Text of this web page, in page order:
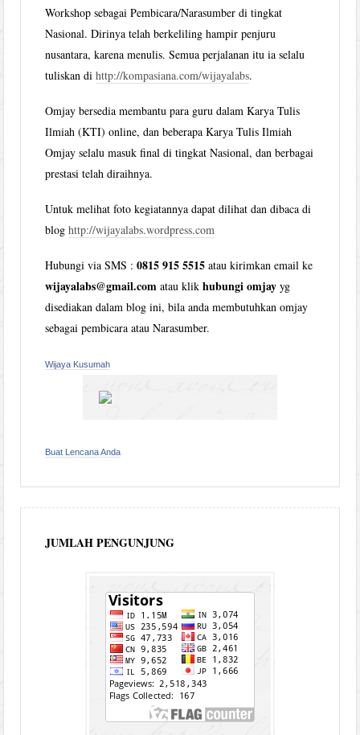
Workshop sebagai Pembicara/Narasumber di tingkat
Nasional. Dirinya telah berkeliling hampir penjuru
nusantara, karena menulis. Semua perjalanan itu ia selalu
tuliskan dihttp://kompasiana.com/wijayalabs.
Omjay bersedia membantu para guru dalam Karya Tulis
Ilmiah (KTI) online, dan beberapa Karya Tulis Ilmiah
Omjay selalu masuk final di tingkat Nasional, dan berbagai
prestasi telah diraihnya.
Untuk melihat foto kegiatannya dapat dilihat dan dibaca di
bloghttp://wijayalabs.wordpress.com
Hubungi via SMS :0815 915 5515 atau kirimkan email ke
wijayalabs@gmail.com atau klikhubungi omjay yg
disediakan dalam blog ini, bila anda membutuhkan omjay
sebagai pembicara atau Narasumber.
Wijaya Kusumah
Buat Lencana Anda
JUMLAH PENGUNJUNG